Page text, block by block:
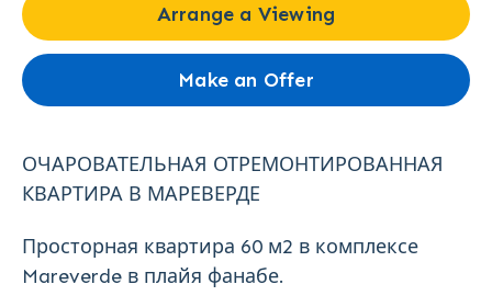
Arrange a Viewing
Make an Offer
ОЧАРОВАТЕЛЬНАЯ ОТРЕМОНТИРОВАННАЯ
КВАРТИРА В МАРЕВЕРДЕ
Просторная квартира 60 м2 в комплексе
Mareverde в плайя фанабе.